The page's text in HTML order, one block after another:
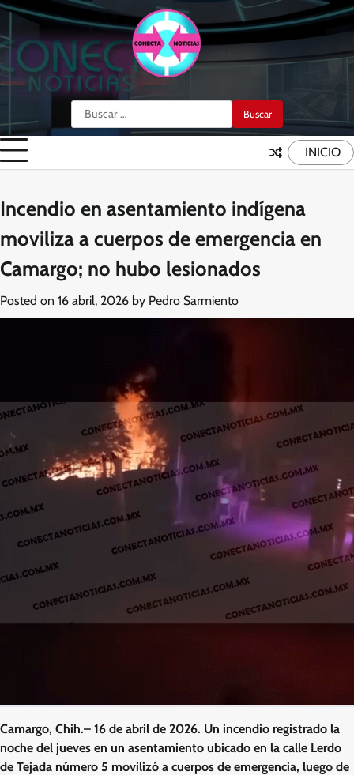
Skip
content
Buscar:
INICIO
Incendio en asentamiento indígena
moviliza a cuerpos de emergencia en
Camargo; no hubo lesionados
Posted on 16 abril, 2026 by Pedro Sarmiento
Camargo, Chih.– 16 de abril de 2026. Un incendio registrado la
noche del jueves en un asentamiento ubicado en la calle Lerdo
de Tejada número 5 movilizó a cuerpos de emergencia, luego de